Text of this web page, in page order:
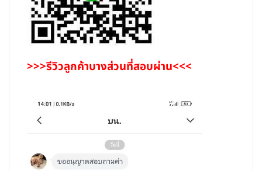
>>>รีวิวลูกค้าบางส่วนที่สอบผ่าน<<<